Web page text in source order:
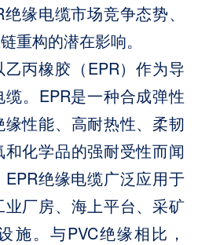
缘电缆市场竞争态势、
重构的潜在影响。
丙橡胶（EPR）作为导
。EPR是一种合成弹性
性能、高耐热性、柔韧
化学品的强耐受性而闻
绝缘电缆广泛应用于
厂房、海上平台、采矿
施。与PVC绝缘相比，